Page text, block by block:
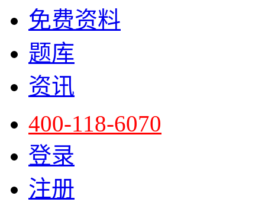
免费资料
题库
资讯
400-118-6070
登录
注册